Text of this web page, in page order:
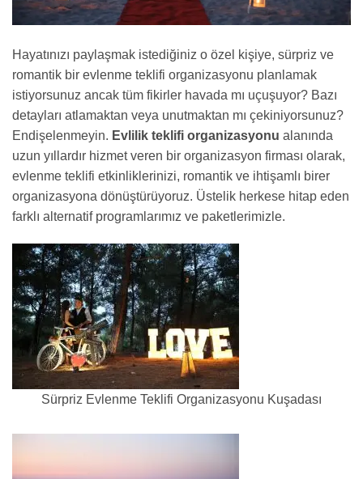
Hayatınızı paylaşmak istediğiniz o özel kişiye, sürpriz ve
romantik bir evlenme teklifi organizasyonu planlamak
istiyorsunuz ancak tüm fikirler havada mı uçuşuyor? Bazı
detayları atlamaktan veya unutmaktan mı çekiniyorsunuz?
Endişelenmeyin. Evlilik teklifi organizasyonu alanında
uzun yıllardır hizmet veren bir organizasyon firması olarak,
evlenme teklifi etkinliklerinizi, romantik ve ihtişamlı birer
organizasyona dönüştürüyoruz. Üstelik herkese hitap eden
farklı alternatif programlarımız ve paketlerimizle.
Sürpriz Evlenme Teklifi Organizasyonu Kuşadası